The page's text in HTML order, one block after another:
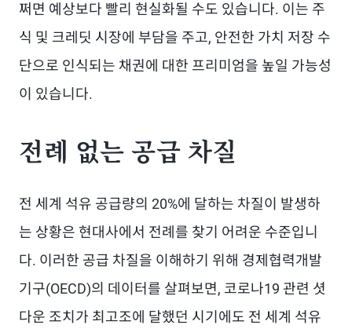
쩌면 예상보다 빨리 현실화될 수도 있습니다. 이는 주
식 및 크레딧 시장에 부담을 주고, 안전한 가치 저장 수
단으로 인식되는 채권에 대한 프리미엄을 높일 가능성
이 있습니다.
전례 없는 공급 차질
전 세계 석유 공급량의 20%에 달하는 차질이 발생하
는 상황은 현대사에서 전례를 찾기 어려운 수준입니
다. 이러한 공급 차질을 이해하기 위해 경제협력개발
기구(OECD)의 데이터를 살펴보면, 코로나19 관련 셧
다운 조치가 최고조에 달했던 시기에도 전 세계 석유